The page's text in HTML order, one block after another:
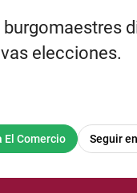
elecciones.
Seguir en